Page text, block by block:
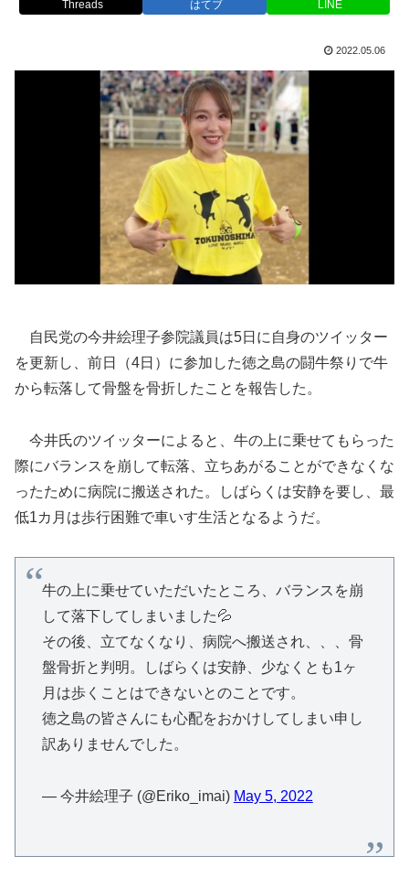
Threads はてブ LINE
2022.05.06
自民党の今井絵理子参院議員は5日に自身のツイッター
を更新し、前日（4日）に参加した徳之島の闘牛祭りで牛
から転落して骨盤を骨折したことを報告した。
今井氏のツイッターによると、牛の上に乗せてもらった
際にバランスを崩して転落、立ちあがることができなくな
ったために病院に搬送された。しばらくは安静を要し、最
低1カ月は歩行困難で車いす生活となるようだ。
牛の上に乗せていただいたところ、バランスを崩
して落下してしまいました💦
その後、立てなくなり、病院へ搬送され、、、骨
盤骨折と判明。しばらくは安静、少なくとも1ヶ
月は歩くことはできないとのことです。
徳之島の皆さんにも心配をおかけしてしまい申し
訳ありませんでした。
— 今井絵理子 (@Eriko_imai) May 5, 2022